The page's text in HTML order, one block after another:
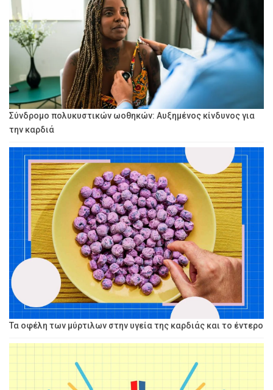
Σύνδρομο πολυκυστικών ωοθηκών: Αυξημένος κίνδυνος για
την καρδιά
Τα οφέλη των μύρτιλων στην υγεία της καρδιάς και το έντερο